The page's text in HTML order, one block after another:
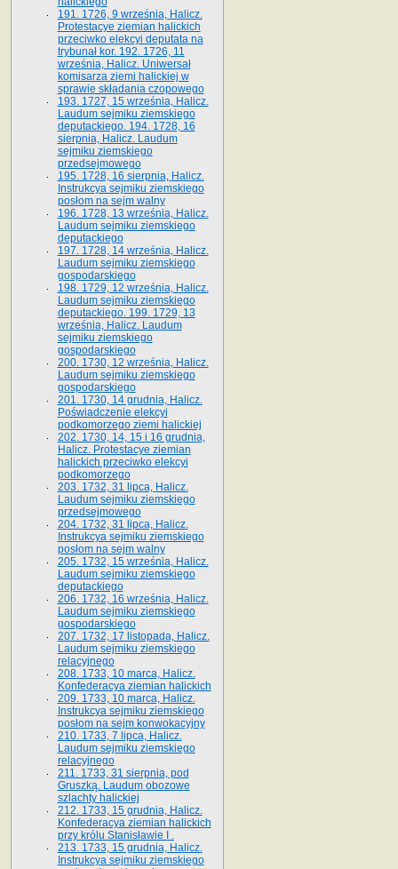
191. 1726, 9 września, Halicz.
Protestacye ziemian halickich
przeciwko elekcyi deputata na
trybunał kor. 192. 1726, 11
września, Halicz. Uniwersał
komisarza ziemi halickiej w
sprawie składania czopowego
193. 1727, 15 września, Halicz.
Laudum sejmiku ziemskiego
deputackiego. 194. 1728, 16
sierpnia, Halicz. Laudum
sejmiku ziemskiego
przedsejmowego
195. 1728, 16 sierpnia, Halicz.
Instrukcya sejmiku ziemskiego
posłom na sejm walny
196. 1728, 13 września, Halicz.
Laudum sejmiku ziemskiego
deputackiego
197. 1728, 14 września, Halicz.
Laudum sejmiku ziemskiego
gospodarskiego
198. 1729, 12 września, Halicz.
Laudum sejmiku ziemskiego
deputackiego. 199. 1729, 13
września, Halicz. Laudum
sejmiku ziemskiego
gospodarskiego
200. 1730, 12 września, Halicz.
Laudum sejmiku ziemskiego
gospodarskiego
201. 1730, 14 grudnia, Halicz.
Poświadczenie elekcyi
podkomorzego ziemi halickiej
202. 1730, 14, 15 i 16 grudnia,
Halicz. Protestacye ziemian
halickich przeciwko elekcyi
podkomorzego
203. 1732, 31 lipca, Halicz.
Laudum sejmiku ziemskiego
przedsejmowego
204. 1732, 31 lipca, Halicz.
Instrukcya sejmiku ziemskiego
posłom na sejm walny
205. 1732, 15 września, Halicz.
Laudum sejmiku ziemskiego
deputackiego
206. 1732, 16 września, Halicz.
Laudum sejmiku ziemskiego
gospodarskiego
207. 1732, 17 listopada, Halicz.
Laudum sejmiku ziemskiego
relacyjnego
208. 1733, 10 marca, Halicz.
Konfederacya ziemian halickich­
209. 1733, 10 marca, Halicz.
Instrukcya sejmiku ziemskiego
posłom na sejm konwokacyjny
210. 1733, 7 lipca, Halicz.
Laudum sejmiku ziemskiego
relacyjnego
211. 1733, 31 sierpnia, pod
Gruszką. Laudum obozowe
szlachty halickiej
212. 1733, 15 grudnia, Halicz.
Konfederacya ziemian halickich
przy królu Stanisławie I .
213. 1733, 15 grudnia, Halicz.
Instrukcya sejmiku ziemskiego